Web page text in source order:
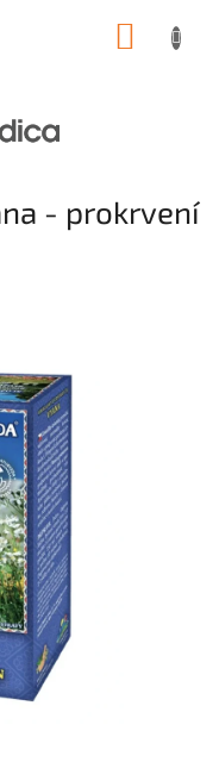
- prokrvení